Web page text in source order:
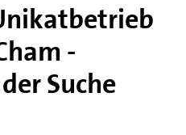
-
Suche